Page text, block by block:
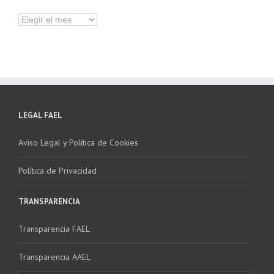
Hemeroteca
LEGAL FAEL
Aviso Legal y Política de Cookies
Política de Privacidad
TRANSPARENCIA
Transparencia FAEL
Transparencia AAEL